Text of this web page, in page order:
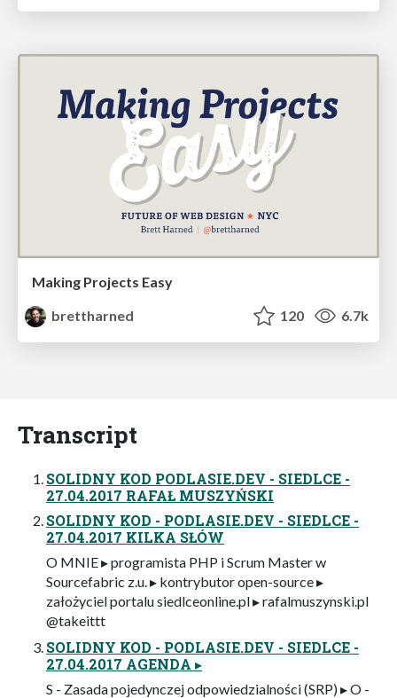
Making Projects Easy
brettharned
120 6.7k
Transcript
SOLIDNY KOD PODLASIE.DEV - SIEDLCE -
27.04.2017 RAFAŁ MUSZYŃSKI
SOLIDNY KOD - PODLASIE.DEV - SIEDLCE -
27.04.2017 KILKA SŁÓW
O MNIE ▸ programista PHP i Scrum Master w
Sourcefabric z.u. ▸ kontrybutor open-source ▸
założyciel portalu siedlceonline.pl ▸ rafalmuszynski.pl
@takeittt
SOLIDNY KOD - PODLASIE.DEV - SIEDLCE -
27.04.2017 AGENDA ▸
S - Zasada pojedynczej odpowiedzialności (SRP) ▸ O -